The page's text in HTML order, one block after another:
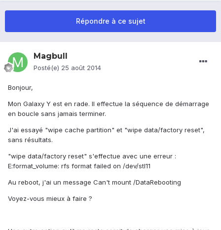
Répondre à ce sujet
Magbull
Posté(e) 25 août 2014
Bonjour,
Mon Galaxy Y est en rade. Il effectue la séquence de démarrage
en boucle sans jamais terminer.
J'ai essayé "wipe cache partition" et "wipe data/factory reset",
sans résultats.
"wipe data/factory reset" s'effectue avec une erreur :
E:format_volume: rfs format failed on /dev/stl11
Au reboot, j'ai un message Can't mount /DataRebooting
Voyez-vous mieux à faire ?